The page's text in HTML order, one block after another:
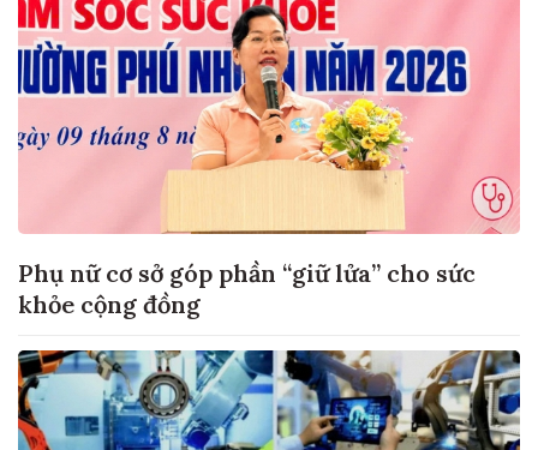
Phụ nữ cơ sở góp phần “giữ lửa” cho sức
khỏe cộng đồng